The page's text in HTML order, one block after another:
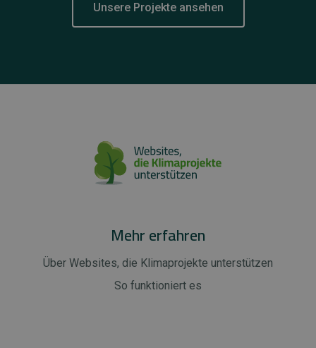
Unsere Projekte ansehen
Mehr erfahren
Über Websites, die Klimaprojekte unterstützen
So funktioniert es